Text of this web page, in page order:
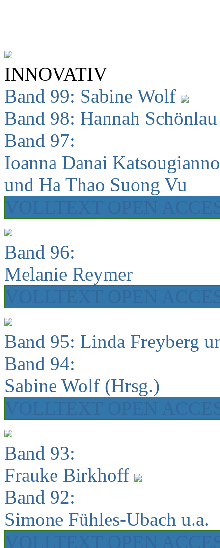
INNOVATIV
Band 99: Sabine Wolf
Band 98: Hannah
Band 97:
Ioanna Danai
und Ha Thao Suong Vu
Band 96:
Melanie Reymer
Band 95: Linda Freyberg
Band 94:
Sabine Wolf (Hrsg.)
Band 93:
Frauke Birkhoff
Band 92:
Simone Fühles-Ubach u.a.